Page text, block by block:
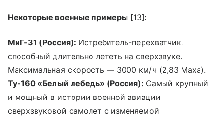
Некоторые военные примеры [13]:
МиГ-31 (Россия): Истребитель-перехватчик,
способный длительно лететь на сверхзвуке.
Максимальная скорость — 3000 км/ч (2,83 Маха).
Ту-160 «Белый лебедь» (Россия): Самый крупный
и мощный в истории военной авиации
сверхзвуковой самолет с изменяемой